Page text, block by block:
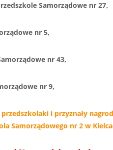
Samorządowe nr 27,
nr 5,
nr 43,
nr 9,
i przyznały
Samorządowego nr 2 w